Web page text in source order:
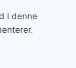
i denne